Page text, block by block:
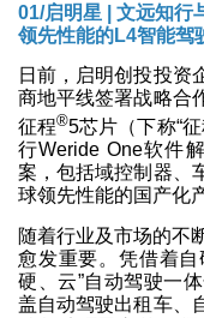
01/启明星 | 文远知行
领先性能的L4智能驾
日前，启明创投投资
商地平线签署战略合
征程®5芯片（下称“
行Weride One软件
案，包括域控制器、
球领先性能的国产化
随着行业及市场的不
愈发重要。凭借着自
硬、云”自动驾驶一
盖自动驾驶出租车、